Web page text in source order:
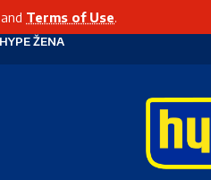
Terms of Use.
HYPE ŽENA